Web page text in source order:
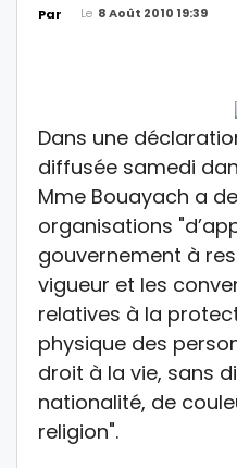
Par Le 8 Août 2010 19:39
Dans une
diffusée samedi
Mme Bouayach a
organisations
gouvernement à
vigueur et les
relatives à la
physique des
droit à la vie, sans
nationalité, de
religion".